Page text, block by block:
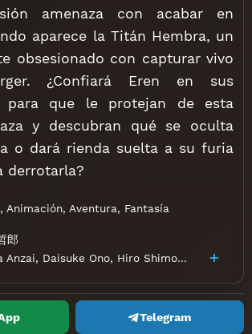
amenaza con acabar en
aparece la Titán Hembra, un
obsesionado con capturar vivo
¿Confiará Eren en sus
para que le protejan de esta
y descubran qué se oculta
o dará rienda suelta a su furia
derrotarla?
, Animación, Aventura, Fantasía
郎
Anzai, Daisuke Ono, Hiro Shimono Hiroshi
Telegram